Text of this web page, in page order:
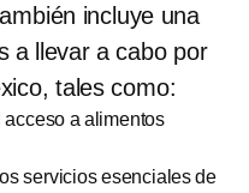
incluye una
a llevar a cabo por
tales como:
a alimentos
servicios esenciales de